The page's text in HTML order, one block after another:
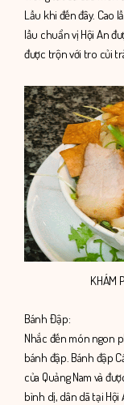
Lầu khi đến đây. Cao
lầu chuẩn vị Hội An
được trộn với tro củi
KHÁM
Bánh Đập:
Nhắc đến món ngon
bánh đập. Bánh đập
của Quảng Nam và
bình dị, dân dã tại